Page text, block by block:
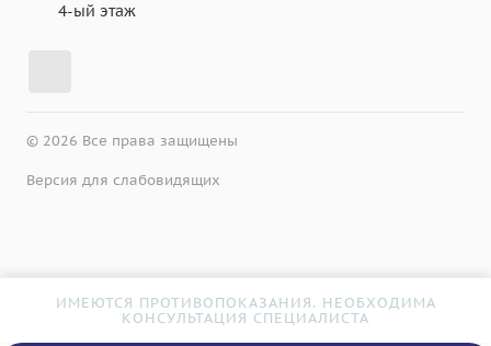
4-ый этаж
© 2026 Все права защищены
Версия для слабовидящих
ИМЕЮТСЯ ПРОТИВОПОКАЗАНИЯ. НЕОБХОДИМА
КОНСУЛЬТАЦИЯ СПЕЦИАЛИСТА